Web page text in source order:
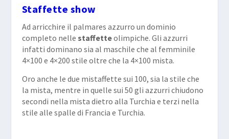
Staffette show
Ad arricchire il palmares azzurro un dominio
completo nelle staffetteolimpiche. Gli azzurri
infatti dominano sia al maschile che al femminile
4×100 e 4×200 stile oltre che la 4×100 mista.
Oro anche le due mistaffette sui 100, sia la stile che
la mista, mentre in quelle sui 50 gli azzurri chiudono
secondi nella mista dietro alla Turchia e terzi nella
stile alle spalle di Francia e Turchia.